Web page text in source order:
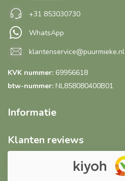
+31 853030730
WhatsApp
klantenservice@puurmieke.nl
KVK nummer: 69956618
btw-nummer: NL858080400B01
Informatie
Klanten reviews